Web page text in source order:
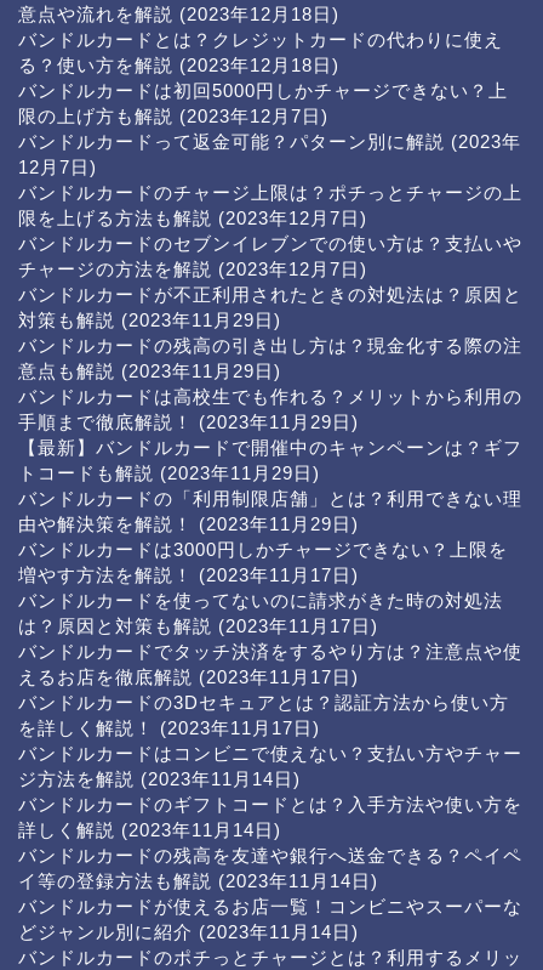
意点や流れを解説 (2023年12月18日)
バンドルカードとは？クレジットカードの代わりに使え
る？使い方を解説 (2023年12月18日)
バンドルカードは初回5000円しかチャージできない？上
限の上げ方も解説 (2023年12月7日)
バンドルカードって返金可能？パターン別に解説 (2023年
12月7日)
バンドルカードのチャージ上限は？ポチっとチャージの上
限を上げる方法も解説 (2023年12月7日)
バンドルカードのセブンイレブンでの使い方は？支払いや
チャージの方法を解説 (2023年12月7日)
バンドルカードが不正利用されたときの対処法は？原因と
対策も解説 (2023年11月29日)
バンドルカードの残高の引き出し方は？現金化する際の注
意点も解説 (2023年11月29日)
バンドルカードは高校生でも作れる？メリットから利用の
手順まで徹底解説！
(2023年11月29日)
【最新】バンドルカードで開催中のキャンペーンは？ギフ
トコードも解説 (2023年11月29日)
バンドルカードの「利用制限店舗」とは？利用できない理
由や解決策を解説！
(2023年11月29日)
バンドルカードは3000円しかチャージできない？上限を
増やす方法を解説！
(2023年11月17日)
バンドルカードを使ってないのに請求がきた時の対処法
は？原因と対策も解説 (2023年11月17日)
バンドルカードでタッチ決済をするやり方は？注意点や使
えるお店を徹底解説 (2023年11月17日)
バンドルカードの3Dセキュアとは？認証方法から使い方
を詳しく解説！
(2023年11月17日)
バンドルカードはコンビニで使えない？支払い方やチャー
ジ方法を解説 (2023年11月14日)
バンドルカードのギフトコードとは？入手方法や使い方を
詳しく解説 (2023年11月14日)
バンドルカードの残高を友達や銀行へ送金できる？ペイペ
イ等の登録方法も解説 (2023年11月14日)
バンドルカードが使えるお店一覧！コンビニやスーパーな
どジャンル別に紹介 (2023年11月14日)
バンドルカードのポチっとチャージとは？利用するメリッ